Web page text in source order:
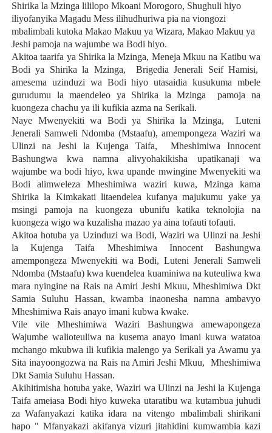
Shirika la Mzinga lililopo Mkoani Morogoro, Shughuli hiyo
iliyofanyika Magadu Mess ilihudhuriwa pia na viongozi
mbalimbali kutoka Makao Makuu ya Wizara, Makao Makuu ya
Jeshi pamoja na wajumbe wa Bodi hiyo.
Akitoa taarifa ya Shirika la Mzinga, Meneja Mkuu na Katibu wa
Bodi ya Shirika la Mzinga, Brigedia Jenerali Seif Hamisi,
amesema uzinduzi wa Bodi hiyo utasaidia kusukuma mbele
gurudumu la maendeleo ya Shirika la Mzinga pamoja na
kuongeza chachu ya ili kufikia azma na Serikali.
Naye Mwenyekiti wa Bodi ya Shirika la Mzinga, Luteni
Jenerali Samweli Ndomba (Mstaafu), amempongeza Waziri wa
Ulinzi na Jeshi la Kujenga Taifa, Mheshimiwa Innocent
Bashungwa kwa namna alivyohakikisha upatikanaji wa
wajumbe wa bodi hiyo, kwa upande mwingine Mwenyekiti wa
Bodi alimweleza Mheshimiwa waziri kuwa, Mzinga kama
Shirika la Kimkakati litaendelea kufanya majukumu yake ya
msingi pamoja na kuongeza ubunifu katika teknolojia na
kuongeza wigo wa kuzalisha mazao ya aina tofauti tofauti.
Akitoa hotuba ya Uzinduzi wa Bodi, Waziri wa Ulinzi na Jeshi
la Kujenga Taifa Mheshimiwa Innocent Bashungwa
amempongeza Mwenyekiti wa Bodi, Luteni Jenerali Samweli
Ndomba (Mstaafu) kwa kuendelea kuaminiwa na kuteuliwa kwa
mara nyingine na Rais na Amiri Jeshi Mkuu, Mheshimiwa Dkt
Samia Suluhu Hassan, kwamba inaonesha namna ambavyo
Mheshimiwa Rais anayo imani kubwa kwake.
Vile vile Mheshimiwa Waziri Bashungwa amewapongeza
Wajumbe walioteuliwa na kusema anayo imani kuwa watatoa
mchango mkubwa ili kufikia malengo ya Serikali ya Awamu ya
Sita inayoongozwa na Rais na Amiri Jeshi Mkuu, Mheshimiwa
Dkt Samia Suluhu Hassan.
Akihitimisha hotuba yake, Waziri wa Ulinzi na Jeshi la Kujenga
Taifa ameiasa Bodi hiyo kuweka utaratibu wa kutambua juhudi
za Wafanyakazi katika idara na vitengo mbalimbali shirikani
hapo " Mfanyakazi akifanya vizuri jitahidini kumwambia kazi